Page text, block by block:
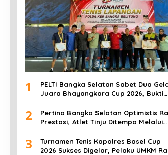
1
PELTI Bangka Selatan Sabet Dua
Juara Bhayangkara Cup 2026, Bukti
2
Pertina Bangka Selatan Optimistis
Prestasi, Atlet Tinju Ditempa Melalui
3
Turnamen Tenis Kapolres Basel Cup
2026 Sukses Digelar, Pelaku UMKM